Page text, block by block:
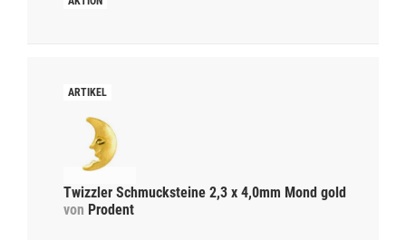
Twizzler Schmucksteine 2,3 x 4,0mm Mond gold
von Prodent